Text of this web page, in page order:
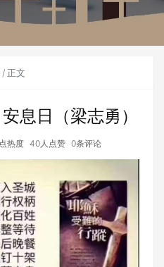
正文
息日（梁志勇）
热度 40人点赞 0条评论